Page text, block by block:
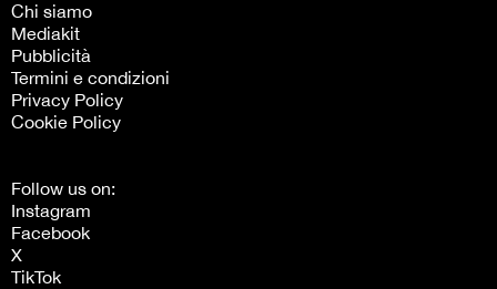
Chi siamo
Mediakit
Pubblicità
Termini e condizioni
Privacy Policy
Cookie Policy
Follow us on:
Instagram
Facebook
X
TikTok